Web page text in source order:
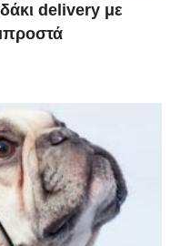
delivery με